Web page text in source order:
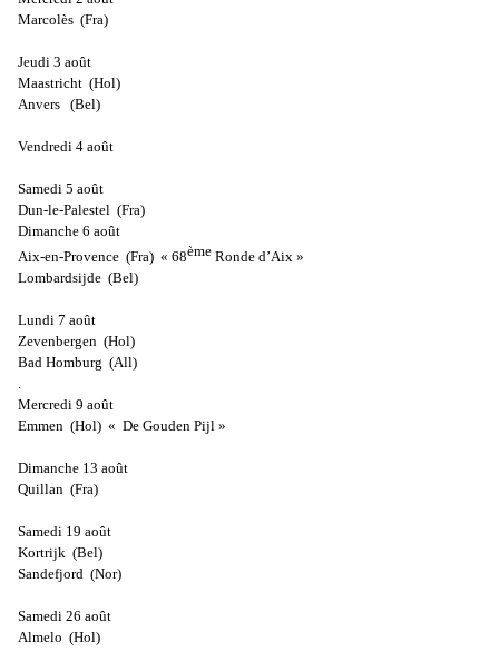
Marcolès (Fra)
Jeudi 3 août
Maastricht (Hol)
Anvers (Bel)
Vendredi 4 août
Samedi 5 août
Dun-le-Palestel (Fra)
Dimanche 6 août
Aix-en-Provence (Fra) « 68ème Ronde d’Aix »
Lombardsijde (Bel)
Lundi 7 août
Zevenbergen (Hol)
Bad Homburg (All)
.
Mercredi 9 août
Emmen (Hol) « De Gouden Pijl »
Dimanche 13 août
Quillan (Fra)
Samedi 19 août
Kortrijk (Bel)
Sandefjord (Nor)
Samedi 26 août
Almelo (Hol)